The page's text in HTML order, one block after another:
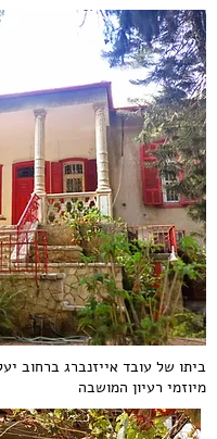
ביתו של עובד אייזנברג ברחוב
מיוזמי רעיון המושבה